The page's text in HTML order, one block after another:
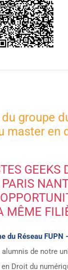
groupe
master en
GEEKS
MÊME
du Réseau FUPN
de notre
Droit du